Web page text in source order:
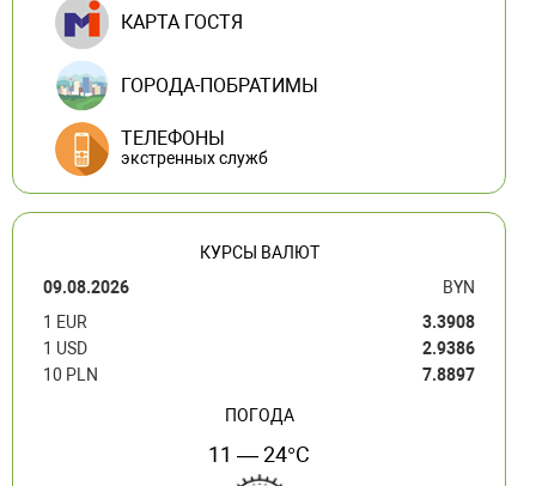
КАРТА ГОСТЯ
ГОРОДА-ПОБРАТИМЫ
ТЕЛЕФОНЫ
экстренных служб
КУРСЫ ВАЛЮТ
09.08.2026
BYN
1 EUR
3.3908
1 USD
2.9386
10 PLN
7.8897
ПОГОДА
11 — 24°C